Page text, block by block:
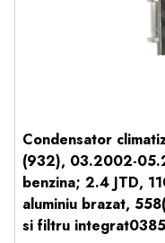
Condensator
(932), 03.2002-
benzina; 2.4 JTD,
aluminiu brazat,
si filtru